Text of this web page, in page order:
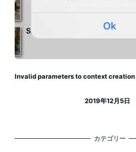
Invalid parameters to context creation
2019年12月5日
カテゴリー